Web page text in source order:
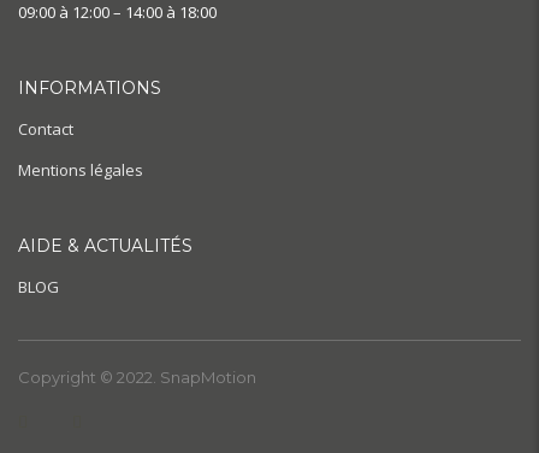
09:00 à 12:00 – 14:00 à 18:00
INFORMATIONS
Contact
Mentions légales
AIDE & ACTUALITÉS
BLOG
Copyright © 2022. SnapMotion